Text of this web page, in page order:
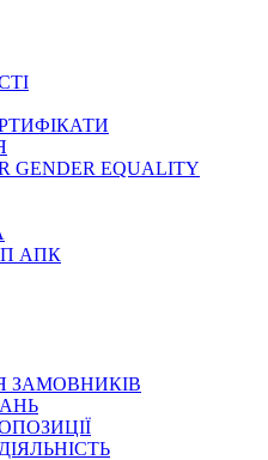
GENDER EQUALITY
АПК
ЗАМОВНИКІВ